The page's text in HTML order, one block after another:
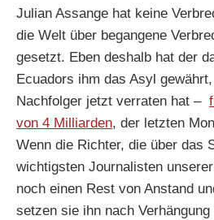
Julian Assange hat keine
die Welt über begangene
gesetzt. Eben deshalb hat der
Ecuadors ihm das Asyl
Nachfolger jetzt verraten hat –
von 4 Milliarden, der letzten
Wenn die Richter, die über das
wichtigsten Journalisten
noch einen Rest von Anstand
setzen sie ihn nach